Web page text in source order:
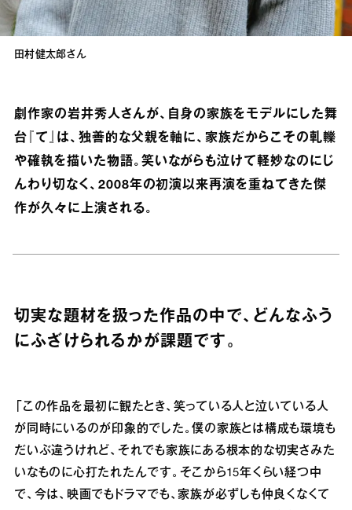
田村健太郎さん
劇作家の岩井秀人さんが、自身の家族をモデルにした舞
台『て』は、独善的な父親を軸に、家族だからこその軋轢
や確執を描いた物語。笑いながらも泣けて軽妙なのにじ
んわり切なく、2008年の初演以来再演を重ねてきた傑
作が久々に上演される。
切実な題材を扱った作品の中で、どんなふう
にふざけられるかが課題です。
「この作品を最初に観たとき、笑っている人と泣いている人
が同時にいるのが印象的でした。僕の家族とは構成も環境も
だいぶ違うけれど、それでも家族にある根本的な切実さみた
いなものに心打たれたんです。そこから15年くらい経つ中
で、今は、映画でもドラマでも、家族が必ずしも仲良くなくて